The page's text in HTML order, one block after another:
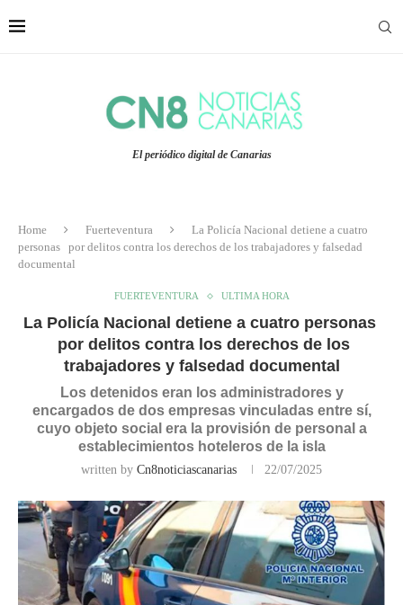
El periódico digital de Canarias
Home Fuerteventura
La Policía Nacional detiene a cuatro
personas por delitos contra los derechos de los trabajadores y falsedad
documental
FUERTEVENTURA ULTIMA HORA
La Policía Nacional detiene a cuatro personas
por delitos contra los derechos de los
trabajadores y falsedad documental
Los detenidos eran los administradores y
encargados de dos empresas vinculadas entre sí,
cuyo objeto social era la provisión de personal a
establecimientos hoteleros de la isla
written by Cn8noticiascanarias 22/07/2025